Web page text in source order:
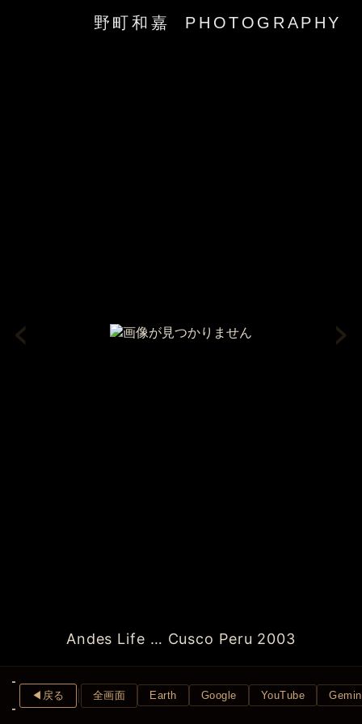
野町和嘉 PHOTOGRAPHY
‹
Andes Life … Cusco Peru 2003
›
◀︎戻る 全画面 Earth Google YouTube